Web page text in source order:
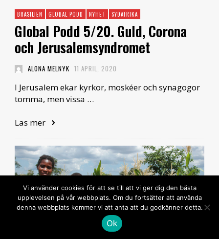
BRASILIEN GLOBAL PODD NYHET SYDAFRIKA
Global Podd 5/20. Guld, Corona
och Jerusalemsyndromet
ALONA MELNYK 11 APRIL, 2020
I Jerusalem ekar kyrkor, moskéer och synagogor
tomma, men vissa …
Läs mer
Vi använder cookies för att se till att vi ger dig den bästa
upplevelsen på vår webbplats. Om du fortsätter att använda
denna webbplats kommer vi att anta att du godkänner detta.
Ok